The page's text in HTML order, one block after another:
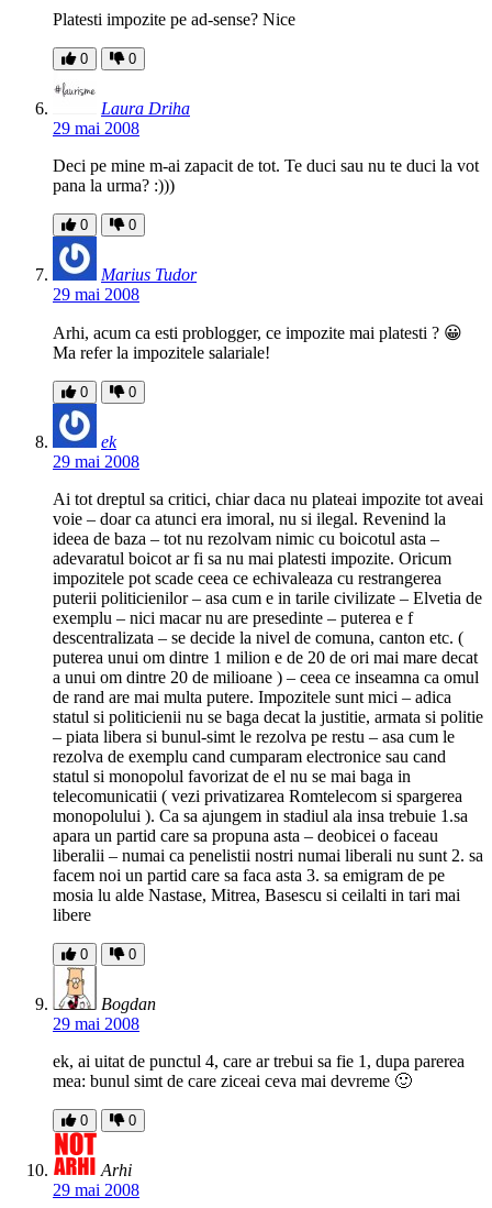
Platesti impozite pe ad-sense? Nice
0 0
Laura Driha
29 mai 2008
Deci pe mine m-ai zapacit de tot. Te duci sau nu te duci la vot
pana la urma? :)))
0 0
Marius Tudor
29 mai 2008
Arhi, acum ca esti problogger, ce impozite mai platesti ? 😀
Ma refer la impozitele salariale!
0 0
ek
29 mai 2008
Ai tot dreptul sa critici, chiar daca nu plateai impozite tot aveai
voie – doar ca atunci era imoral, nu si ilegal. Revenind la
ideea de baza – tot nu rezolvam nimic cu boicotul asta –
adevaratul boicot ar fi sa nu mai platesti impozite. Oricum
impozitele pot scade ceea ce echivaleaza cu restrangerea
puterii politicienilor – asa cum e in tarile civilizate – Elvetia de
exemplu – nici macar nu are presedinte – puterea e f
descentralizata – se decide la nivel de comuna, canton etc. (
puterea unui om dintre 1 milion e de 20 de ori mai mare decat
a unui om dintre 20 de milioane ) – ceea ce inseamna ca omul
de rand are mai multa putere. Impozitele sunt mici – adica
statul si politicienii nu se baga decat la justitie, armata si politie
– piata libera si bunul-simt le rezolva pe restu – asa cum le
rezolva de exemplu cand cumparam electronice sau cand
statul si monopolul favorizat de el nu se mai baga in
telecomunicatii ( vezi privatizarea Romtelecom si spargerea
monopolului ). Ca sa ajungem in stadiul ala insa trebuie 1.sa
apara un partid care sa propuna asta – deobicei o faceau
liberalii – numai ca penelistii nostri numai liberali nu sunt 2. sa
facem noi un partid care sa faca asta 3. sa emigram de pe
mosia lu alde Nastase, Mitrea, Basescu si ceilalti in tari mai
libere
0 0
Bogdan
29 mai 2008
ek, ai uitat de punctul 4, care ar trebui sa fie 1, dupa parerea
mea: bunul simt de care ziceai ceva mai devreme 🙂
0 0
Arhi
29 mai 2008